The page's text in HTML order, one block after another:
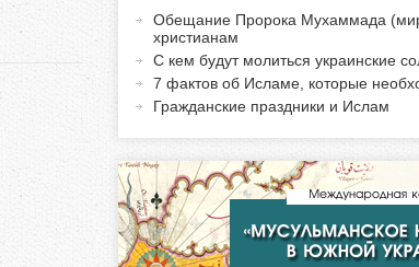
с
к
з
о
н
т
а
я
в
к
Обещание Пророка Мухаммада
христианам
С кем будут молиться украинские
7 фактов об Исламе, которые
Гражданские праздники и Ислам